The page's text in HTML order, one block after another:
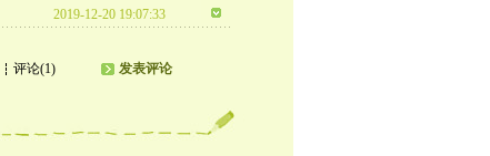
2019-12-20 19:07:33
评论(1) 发表评论